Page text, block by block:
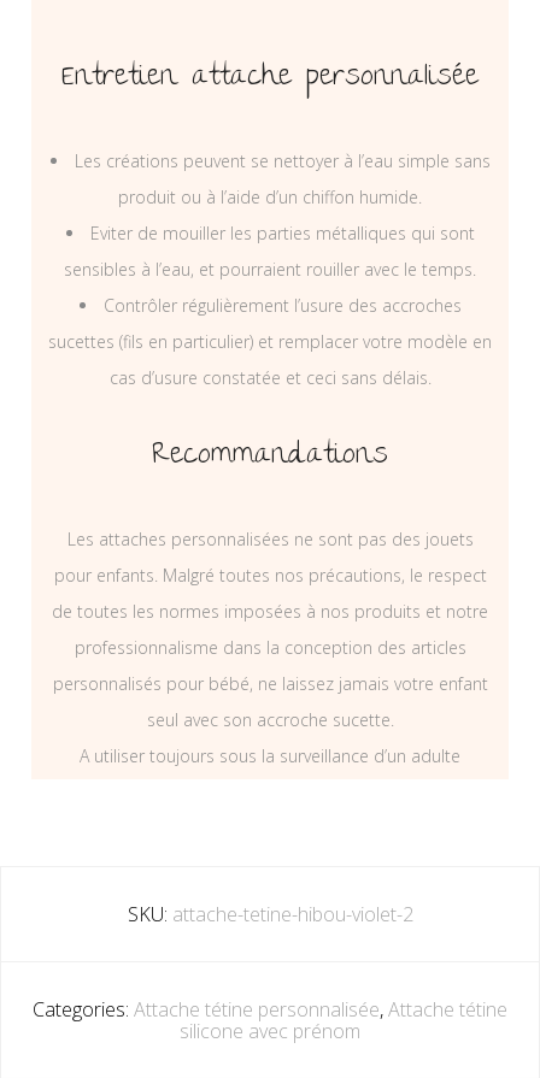
Entretien attache personnalisée
Les créations peuvent se nettoyer à l’eau simple sans
produit ou à l’aide d’un chiffon humide.
Eviter de mouiller les parties métalliques qui sont
sensibles à l’eau, et pourraient rouiller avec le temps.
Contrôler régulièrement l’usure des accroches
sucettes (fils en particulier) et remplacer votre modèle en
cas d’usure constatée et ceci sans délais.
Recommandations
Les attaches personnalisées ne sont pas des jouets
pour enfants. Malgré toutes nos précautions, le respect
de toutes les normes imposées à nos produits et notre
professionnalisme dans la conception des articles
personnalisés pour bébé, ne laissez jamais votre enfant
seul avec son accroche sucette.
A utiliser toujours sous la surveillance d’un adulte
SKU: attache-tetine-hibou-violet-2
Categories: Attache tétine personnalisée,Attache tétine
silicone avec prénom